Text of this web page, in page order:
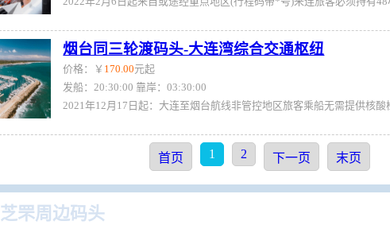
烟台同三轮渡码头-大连湾综合交通枢纽
价格：￥ 170.00元起
发船：20:30:00 靠岸：03:30:00
首页 1 2 下一页 末页
芝罘周边码头